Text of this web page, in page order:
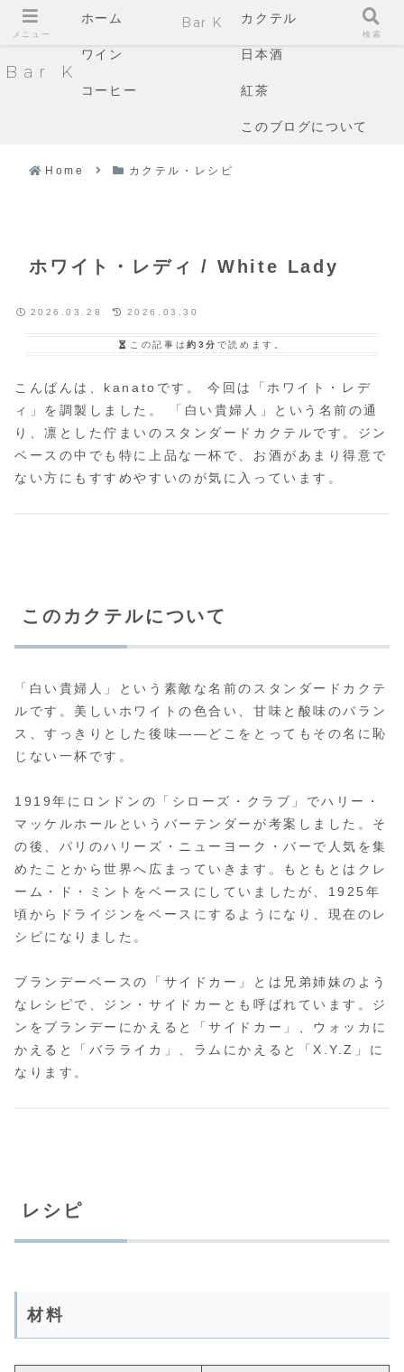
Bar K
ホーム カクテル
ワイン 日本酒
コーヒー 紅茶
このブログについて
Home カクテル・レシピ
ホワイト・レディ / White Lady
2026.03.28 2026.03.30
この記事は約3分 で読めます。
こんばんは、kanatoです。 今回は「ホワイト・レデ
ィ」を調製しました。 「白い貴婦人」という名前の通
り、凛とした佇まいのスタンダードカクテルです。ジン
ベースの中でも特に上品な一杯で、お酒があまり得意で
ない方にもすすめやすいのが気に入っています。
このカクテルについて
「白い貴婦人」という素敵な名前のスタンダードカクテ
ルです。美しいホワイトの色合い、甘味と酸味のバラン
ス、すっきりとした後味——どこをとってもその名に恥
じない一杯です。
1919年にロンドンの「シローズ・クラブ」でハリー・
マッケルホールというバーテンダーが考案しました。そ
の後、パリのハリーズ・ニューヨーク・バーで人気を集
めたことから世界へ広まっていきます。もともとはクレ
ーム・ド・ミントをベースにしていましたが、1925年
頃からドライジンをベースにするようになり、現在のレ
シピになりました。
ブランデーベースの「サイドカー」とは兄弟姉妹のよう
なレシピで、ジン・サイドカーとも呼ばれています。ジ
ンをブランデーにかえると「サイドカー」、ウォッカに
かえると「バラライカ」、ラムにかえると「X.Y.Z」に
なります。
レシピ
材料
メニュー
Bar K
検索